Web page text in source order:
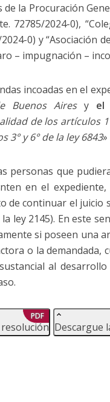
la Procuración
72785/2024-0),
0) y “Asociación
– impugnación –
incoadas en el
Buenos Airesy el
de los artículos
3° y 6° de la ley 6843
personas que
en el
de continuar el juicio
ley 2145). En este
si poseen una
o la demandada,
al
PDF
Descargue